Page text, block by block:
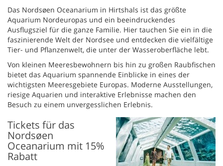
Das Nordsøen Oceanarium in Hirtshals ist das größte
Aquarium Nordeuropas und ein beeindruckendes
Ausflugsziel für die ganze Familie. Hier tauchen Sie ein in die
faszinierende Welt der Nordsee und entdecken die vielfältige
Tier- und Pflanzenwelt, die unter der Wasseroberfläche lebt.
Von kleinen Meeresbewohnern bis hin zu großen Raubfischen
bietet das Aquarium spannende Einblicke in eines der
wichtigsten Meeresgebiete Europas. Moderne Ausstellungen,
riesige Aquarien und interaktive Erlebnisse machen den
Besuch zu einem unvergesslichen Erlebnis.
Tickets für das
Nordsøen
Oceanarium mit 15%
Rabatt